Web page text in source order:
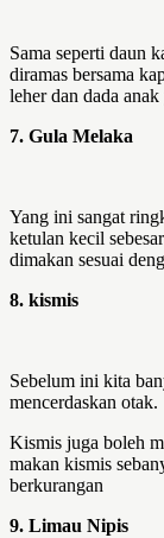
Sama seperti daun
diramas bersama
leher dan dada
7. Gula Melaka
Yang ini sangat
ketulan kecil
dimakan sesuai
8. kismis
Sebelum ini kita
mencerdaskan otak.
Kismis juga boleh
makan kismis
berkurangan
9. Limau Nipis